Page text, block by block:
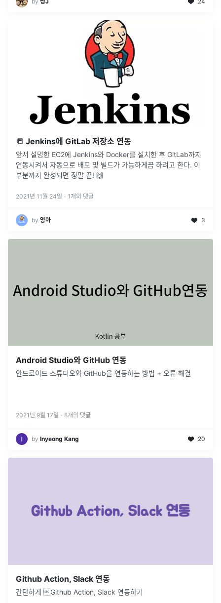
📒 Jenkins에 GitLab 저장소 연동
앞서 설명한 EC2에 Jenkins와 Docker를 설치한 후 GitLab까지
연동시켜서 자동으로 배포 및 빌드가 가능하게끔 하려고 한다. 이
부분까지 완성되면 정말 끝! 🙌
2021년 11월 24일 · 1 개의 댓글
by 양아 3
Android Studio와 GitHub 연동
안드로이드 스튜디오와 GitHub을 연동하는 방법 + 오류 해결
2021년 9월 17일 · 8개의 댓글
by Inyeong Kang 20
Github Action, Slack 연동
간단하게 Github Action, Slack 연동하기